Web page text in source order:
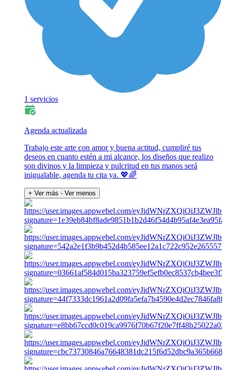
1 servicios
Agenda actualizada
Trabajo este arte con amor y buena actitud, cumpliré tus
deseos en cuanto estén a mi alcance, los diseños que realizo
son divinos y la limpieza y pulcritud en tus manos será
inigualable, agenda tu cita ya. 💖🌈
+ Ver más - Ver menos